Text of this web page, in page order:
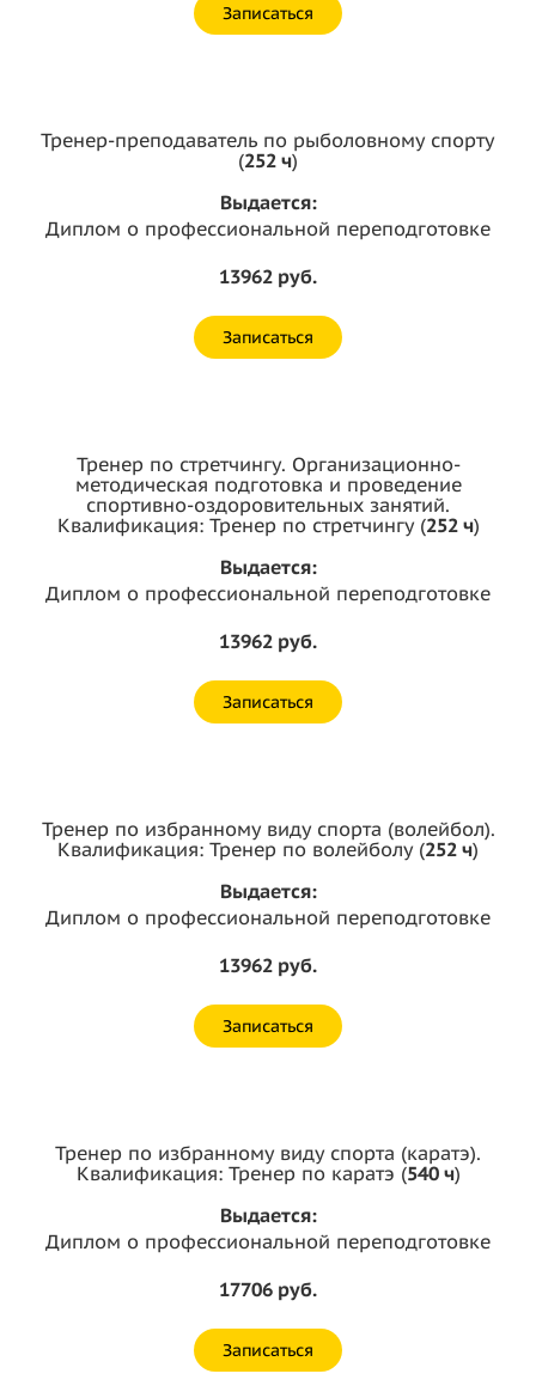
Записаться
Тренер-преподаватель по рыболовному спорту
(252 ч)
Выдается:
Диплом о профессиональной переподготовке
13962 руб.
Записаться
Тренер по стретчингу. Организационно-
методическая подготовка и проведение
спортивно-оздоровительных занятий.
Квалификация: Тренер по стретчингу (252 ч)
Выдается:
Диплом о профессиональной переподготовке
13962 руб.
Записаться
Тренер по избранному виду спорта (волейбол).
Квалификация: Тренер по волейболу (252 ч)
Выдается:
Диплом о профессиональной переподготовке
13962 руб.
Записаться
Тренер по избранному виду спорта (каратэ).
Квалификация: Тренер по каратэ (540 ч)
Выдается:
Диплом о профессиональной переподготовке
17706 руб.
Записаться